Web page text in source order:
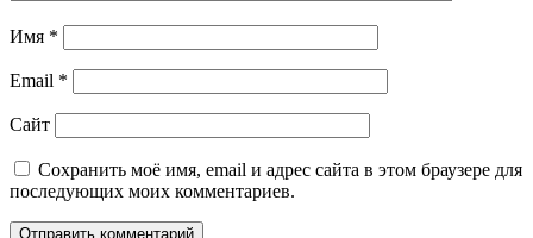
Имя *
Email *
Сайт
Сохранить моё имя, email и адрес сайта в этом браузере для
последующих моих комментариев.